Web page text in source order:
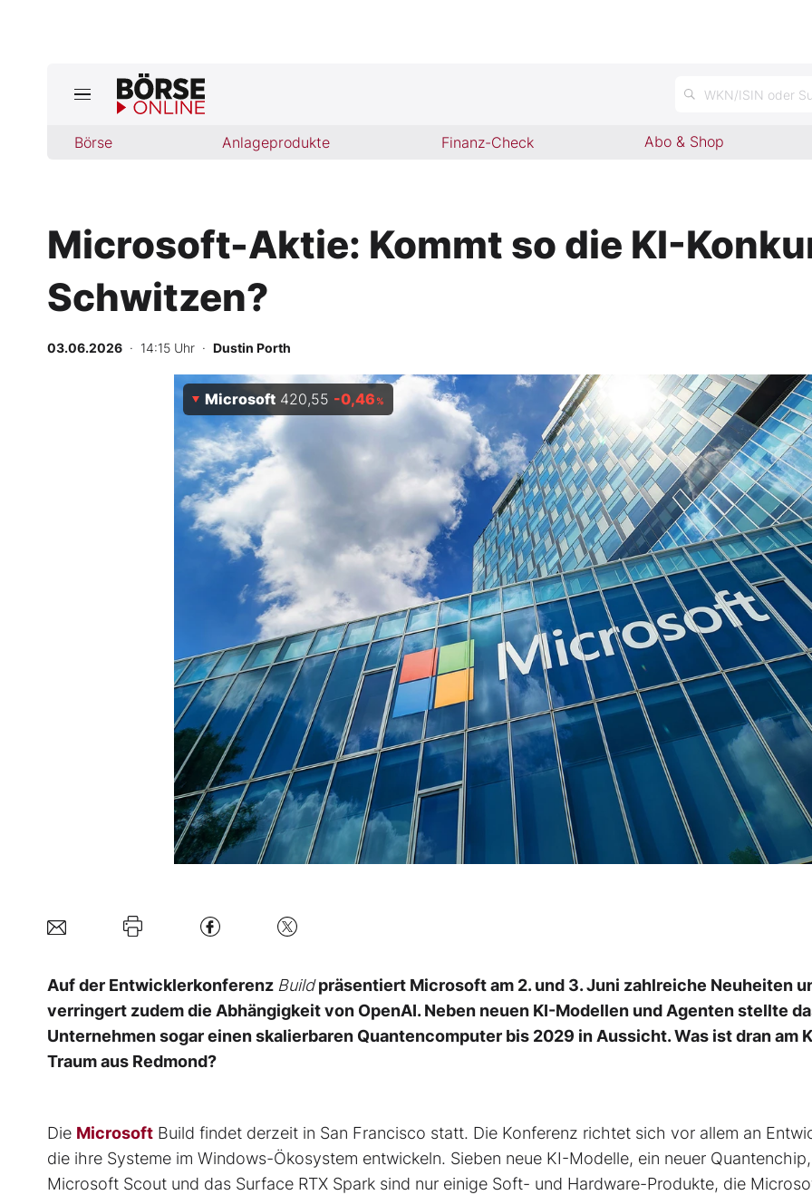
WKN/ISIN oder
Börse Anlageprodukte Finanz-Check Abo & Shop
Börse
Finanz-Check
Abo & Shop
BO-Musterdepots
Experten
Mein B:O
Mein Konto
Microsoft-Aktie: Kommt so die KI-
Schwitzen?
03.06.2026 · 14:15 Uhr · Dustin Porth
Microsoft 420,55 -0,46 %
Auf der Entwicklerkonferenz Buildpräsentiert Microsoft am 2. und 3. Juni zahlreiche Neuheiten
verringert zudem die Abhängigkeit von OpenAI. Neben neuen KI-Modellen und Agenten stellte
Unternehmen sogar einen skalierbaren Quantencomputer bis 2029 in Aussicht. Was ist dran am
Traum aus Redmond?
Die Microsoft Build findet derzeit in San Francisco statt. Die Konferenz richtet sich vor allem an
die ihre Systeme im Windows-Ökosystem entwickeln. Sieben neue KI-Modelle, ein neuer Quantenchip,
Microsoft Scout und das Surface RTX Spark sind nur einige Soft- und Hardware-Produkte, die